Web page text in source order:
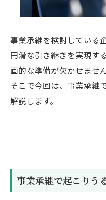
事業承継を検討している
円滑な引き継ぎを実現す
画的な準備が欠かせません
そこで今回は、事業承継
解説します。
事業承継で起こりう